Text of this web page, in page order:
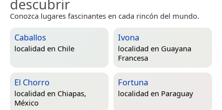
descubrir
Conozca lugares fascinantes en cada rincón del mundo.
Caballos
localidad en Chile
Ivona
localidad en Guayana
Francesa
El Chorro
localidad en Chiapas,
México
Fortuna
localidad en Paraguay